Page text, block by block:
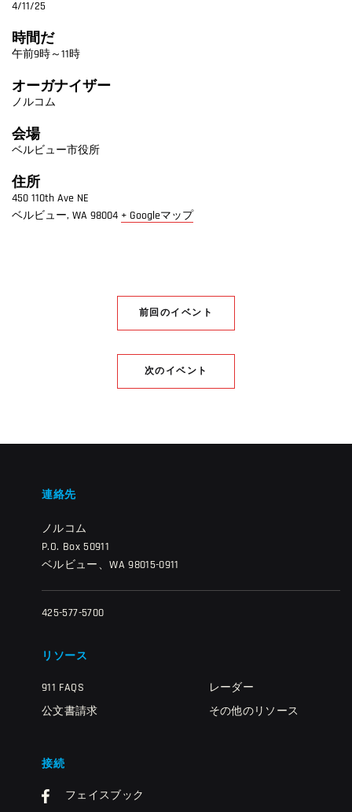
4/11/25
時間だ
午前9時～11時
オーガナイザー
ノルコム
会場
ベルビュー市役所
住所
450 110th Ave NE
ベルビュー, WA 98004 + Googleマップ
前回のイベント
次のイベント
連絡先
ノルコム
P.O. Box 50911
ベルビュー、WA 98015-0911
425-577-5700
リソース
911 FAQS
公文書請求
レーダー
その他のリソース
接続
フェイスブック